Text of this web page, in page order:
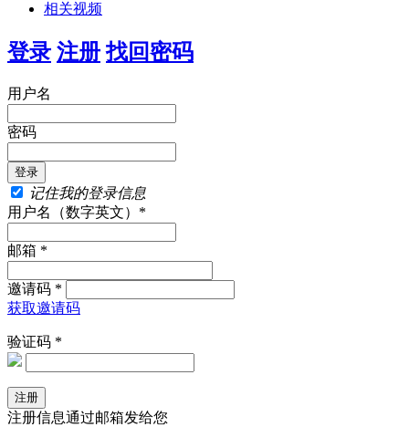
相关视频
登录 注册 找回密码
用户名
密码
记住我的登录信息
用户名（数字英文）*
邮箱 *
邀请码 *
获取邀请码
验证码 *
注册信息通过邮箱发给您